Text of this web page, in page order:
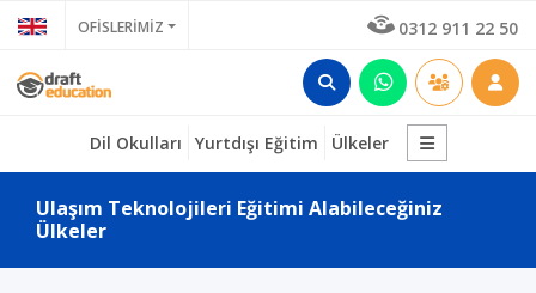
OFİSLERİMİZ 0312 911 22 50
Dil Okulları Yurtdışı Eğitim Ülkeler
Ulaşım Teknolojileri Eğitimi Alabileceğiniz
Ülkeler